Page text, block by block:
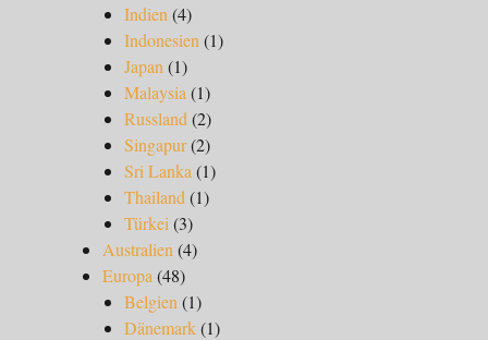
Indien (4)
Indonesien (1)
Japan (1)
Malaysia (1)
Russland (2)
Singapur(2)
Sri Lanka (1)
Thailand (1)
Türkei (3)
Australien (4)
Europa (48)
Belgien (1)
Dänemark(1)